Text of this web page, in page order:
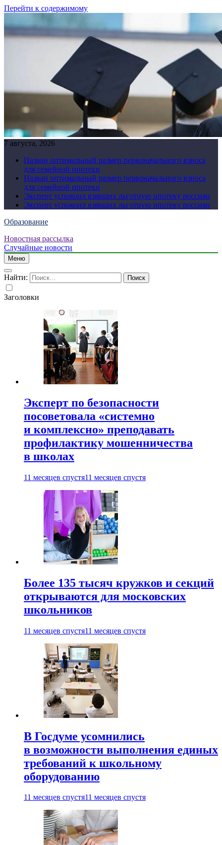
Перейти к содержимому
7 августа, 2026
Назван оптимальный размер первоначального взноса
для семейной ипотеки
Назван оптимальный размер первоначального взноса
для семейной ипотеки
Эксперт успокоил взявших льготную ипотеку россиян
Эксперт успокоил взявших льготную ипотеку россиян
Образование
Новостная рассылка
Случайные новости
Меню
Найти:
Заголовки
Эксперт по безопасности
посоветовала «системно
и комплексно» преподавать
профилактику мошенничества
в школах
11 месяцев спустя11 месяцев спустя
Более 135 тысяч кружков и секций
открываются для московских
школьников
11 месяцев спустя11 месяцев спустя
В Госдуме усомнились
в возможности выполнения единых
требований к школьному
оборудованию
11 месяцев спустя11 месяцев спустя